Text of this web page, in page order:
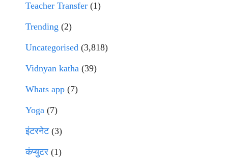
Teacher Transfer (1)
Trending (2)
Uncategorised (3,818)
Vidnyan katha (39)
Whats app (7)
Yoga (7)
इंटरनेट(3)
कंप्युटर (1)